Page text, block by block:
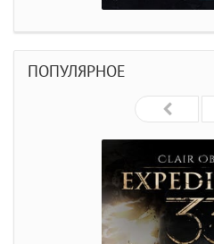
ПОПУЛЯРНОЕ